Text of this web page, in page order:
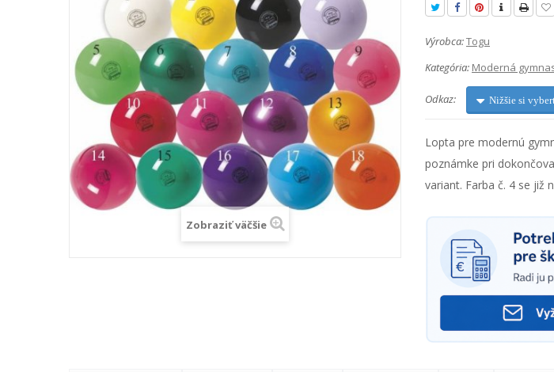
Zobraziť väčšie
Výrobca:Togu
Kategória: Moderná
Odkaz: Nižšie si
Lopta pre modernú
poznámke pri
variant. Farba č. 4 se již